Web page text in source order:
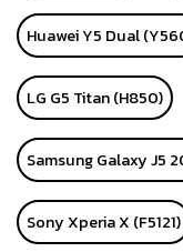
Huawei Y5 Dual
LG G5 Titan (H850)
Samsung Galaxy J5
Sony Xperia X (F5121)